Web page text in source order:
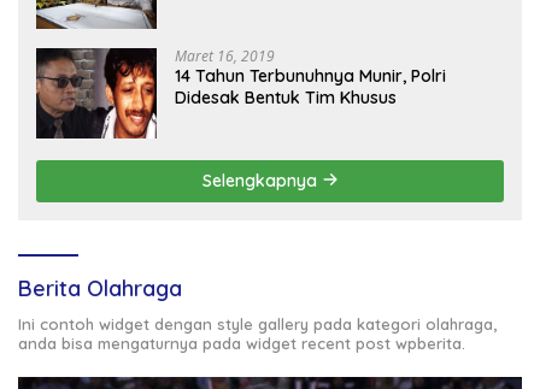
Maret 16, 2019
14 Tahun Terbunuhnya Munir, Polri
Didesak Bentuk Tim Khusus
Selengkapnya
Berita Olahraga
Ini contoh widget dengan style gallery pada kategori olahraga,
anda bisa mengaturnya pada widget recent post wpberita.